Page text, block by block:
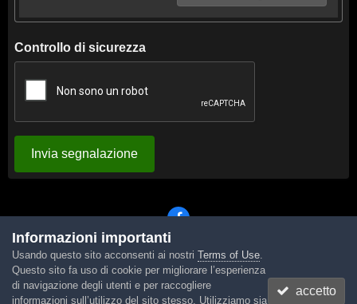
Controllo di sicurezza
Invia segnalazione
Lingua Tema Contattaci Cookies
Powered by Invision Community
Informazioni importanti
Usando questo sito acconsenti ai nostri Terms of Use.
Questo sito fa uso di cookie per migliorare l’esperienza
di navigazione degli utenti e per raccogliere
informazioni sull’utilizzo del sito stesso. Utilizziamo sia
accetto